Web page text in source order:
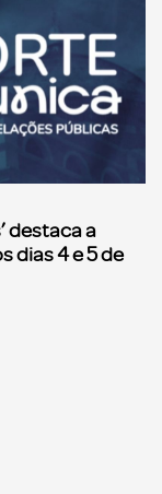
destaca a
dias 4 e 5 de